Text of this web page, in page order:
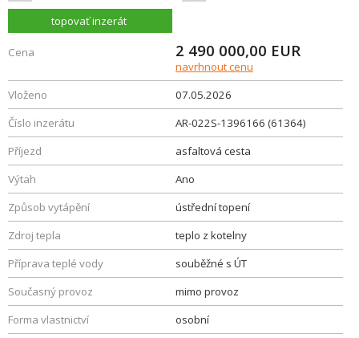
topovať inzerát
Cena 2 490 000,00 EUR
navrhnout cenu
Vloženo
07.05.2026
Číslo inzerátu
AR-022S-1396166 (61364)
Příjezd
asfaltová cesta
Výtah
Ano
Způsob vytápění
ústřední topení
Zdroj tepla
teplo z kotelny
Příprava teplé vody
souběžné s ÚT
Současný provoz
mimo provoz
Forma vlastnictví
osobní